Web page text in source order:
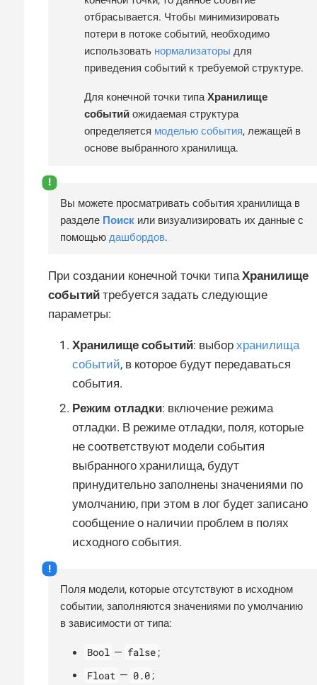
отбрасывается. Чтобы минимизировать
потери в потоке событий, необходимо
использовать нормализаторы для
приведения событий к требуемой структуре.
Для конечной точки типаХранилище
событий ожидаемая структура
определяется моделью события, лежащей в
основе выбранного хранилища.
Вы можете просматривать события хранилища в
разделе Поиск или визуализировать их данные с
помощью дашбордов.
При создании конечной точки типа Хранилище
событий требуется задать следующие
параметры:
Хранилище событий: выбор хранилища
событий, в которое будут передаваться
события.
Режим отладки: включение режима
отладки. В режиме отладки, поля, которые
не соответствуют модели события
выбранного хранилища, будут
принудительно заполнены значениями по
умолчанию, при этом в лог будет записано
сообщение о наличии проблем в полях
исходного события.
Поля модели, которые отсутствуют в исходном
событии, заполняются значениями по умолчанию
в зависимости от типа:
Bool — false ;
Float — 0.0 ;